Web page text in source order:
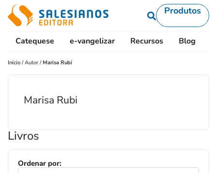
Produtos
Catequese e-vangelizar Recursos Blog
Início /Autor / Marisa Rubi
Marisa Rubi
Livros
Ordenar por: